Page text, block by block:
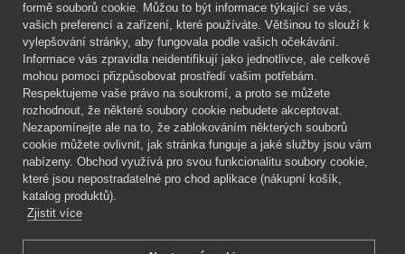
Firma
Vše o nákupu
Kontakt
Mgr. Lenka Žáčková
OCHRANA ROSTLIN
+420 608 748 548
www.ochranarostlin.cz
formě souborů cookie. Můžou to být informace týkající se vás,
vašich preferencí a zařízení, které používáte. Většinou to slouží k
vylepšování stránky, aby fungovala podle vašich očekávání.
Informace vás zpravidla neidentifikují jako jednotlivce, ale celkově
mohou pomoci přizpůsobovat prostředí vašim potřebám.
Respektujeme vaše právo na soukromí, a proto se můžete
rozhodnout, že některé soubory cookie nebudete akceptovat.
Nezapomínejte ale na to, že zablokováním některých souborů
cookie můžete ovlivnit, jak stránka funguje a jaké služby jsou vám
nabízeny. Obchod využívá pro svou funkcionalitu soubory cookie,
které jsou nepostradatelné pro chod aplikace (nákupní košík,
katalog produktů).
Zjistit více